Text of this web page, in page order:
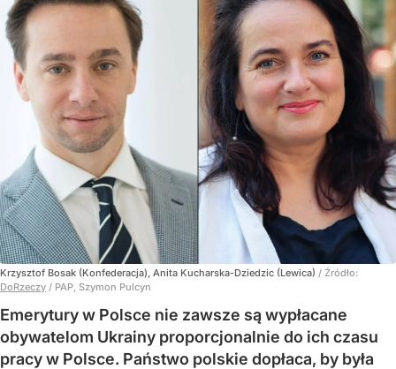
Krzysztof Bosak (Konfederacja), Anita Kucharska-Dziedzic (Lewica) / Źródło:
DoRzeczy / PAP, Szymon Pulcyn
Emerytury w Polsce nie zawsze są wypłacane
obywatelom Ukrainy proporcjonalnie do ich czasu
pracy w Polsce. Państwo polskie dopłaca, by była